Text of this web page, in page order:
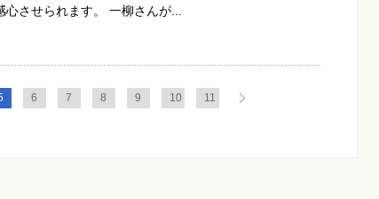
させられます。 一柳さんが...
6 7 8 9 10 11